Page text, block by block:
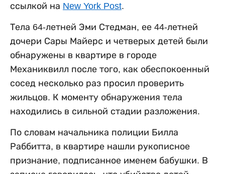
ссылкой на New York Post.
Тела 64-летней Эми Стедман, ее 44-летней
дочери Сары Майерс и четверых детей были
обнаружены в квартире в городе
Механиквилл после того, как обеспокоенный
сосед несколько раз просил проверить
жильцов. К моменту обнаружения тела
находились в сильной стадии разложения.
По словам начальника полиции Билла
Раббитта, в квартире нашли рукописное
признание, подписанное именем бабушки. В